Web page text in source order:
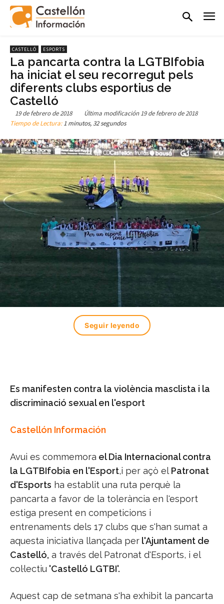
CASTELLÓ ESPORTS
La pancarta contra la LGTBIfobia
ha iniciat el seu recorregut pels
diferents clubs esportius de
Castelló
19 de febrero de 2018 Última modificación 19 de febrero de 2018
Tiempo de Lectura:1 minutos, 32 segundos
Seguir leyendo
Es manifesten contra la violència masclista i la
discriminació sexual en l'esport
Castellón Información
Avui es commemora el Dia Internacional contra
la LGTBIfobia en l'Esport,i per açò el Patronat
d'Esports ha establit una ruta perquè la
pancarta a favor de la tolerància en l'esport
estiga present en competicions i
entrenaments dels 17 clubs que s'han sumat a
aquesta iniciativa llançada per l'Ajuntament de
Castelló, a través del Patronat d'Esports, i el
col·lectiu 'Castelló LGTBI'.
Aquest cap de setmana s'ha exhibit la pancarta